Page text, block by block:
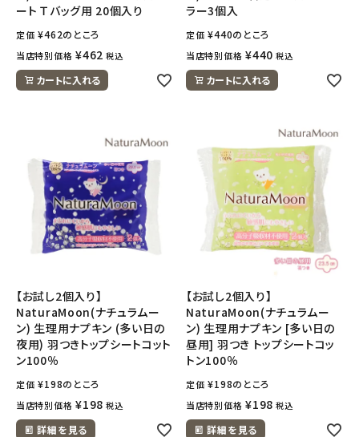
ート Ｔバッグ用 20個入り
定価 ¥462のところ
当店特別価格 ¥462 税込
カートに入れる
ラー3個入
定価 ¥440のところ
当店特別価格 ¥440 税込
カートに入れる
【お試し2個入り】
NaturaMoon(ナチュラムー
ン) 生理用ナプキン (多い日の
夜用) 羽つきトップシートコット
ン100％
定価 ¥198のところ
当店特別価格 ¥198 税込
詳細を見る
【お試し2個入り】
NaturaMoon(ナチュラムー
ン) 生理用ナプキン [多い日の
昼用] 羽つき トップシートコッ
トン100％
定価 ¥198のところ
当店特別価格 ¥198 税込
詳細を見る